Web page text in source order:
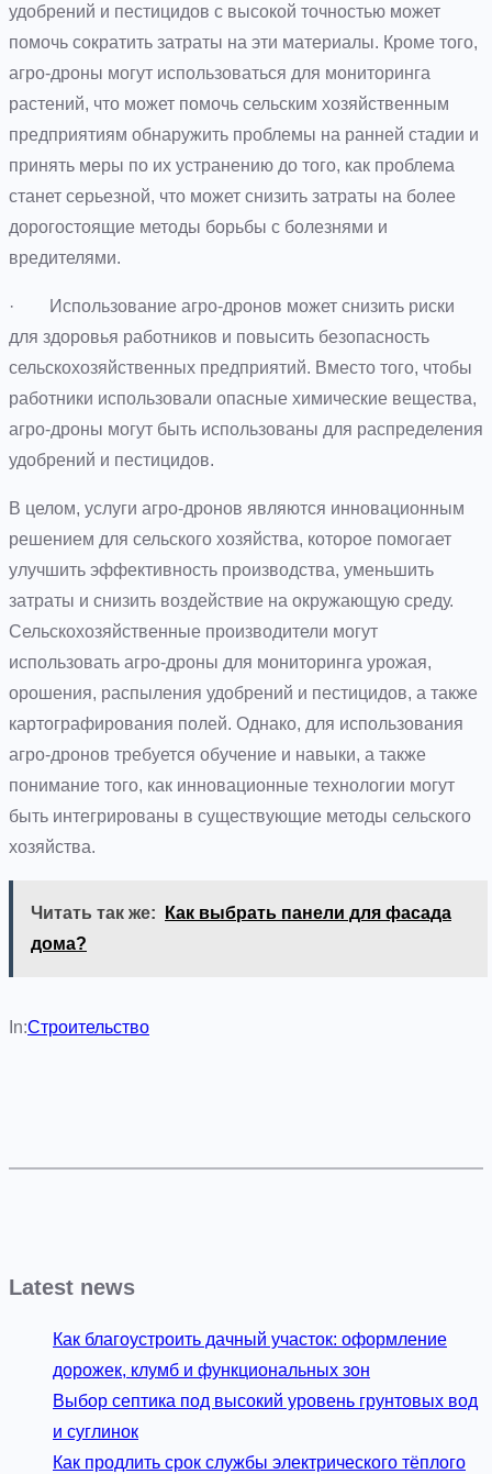
удобрений и пестицидов с высокой точностью может
помочь сократить затраты на эти материалы. Кроме того,
агро-дроны могут использоваться для мониторинга
растений, что может помочь сельским хозяйственным
предприятиям обнаружить проблемы на ранней стадии и
принять меры по их устранению до того, как проблема
станет серьезной, что может снизить затраты на более
дорогостоящие методы борьбы с болезнями и
вредителями.
· Использование агро-дронов может снизить риски
для здоровья работников и повысить безопасность
сельскохозяйственных предприятий. Вместо того, чтобы
работники использовали опасные химические вещества,
агро-дроны могут быть использованы для распределения
удобрений и пестицидов.
В целом, услуги агро-дронов являются инновационным
решением для сельского хозяйства, которое помогает
улучшить эффективность производства, уменьшить
затраты и снизить воздействие на окружающую среду.
Сельскохозяйственные производители могут
использовать агро-дроны для мониторинга урожая,
орошения, распыления удобрений и пестицидов, а также
картографирования полей. Однако, для использования
агро-дронов требуется обучение и навыки, а также
понимание того, как инновационные технологии могут
быть интегрированы в существующие методы сельского
хозяйства.
Читать так же:
Как выбрать панели для фасада
дома?
In:Строительство
Latest news
Как благоустроить дачный участок: оформление
дорожек, клумб и функциональных зон
Выбор септика под высокий уровень грунтовых вод
и суглинок
Как продлить срок службы электрического тёплого